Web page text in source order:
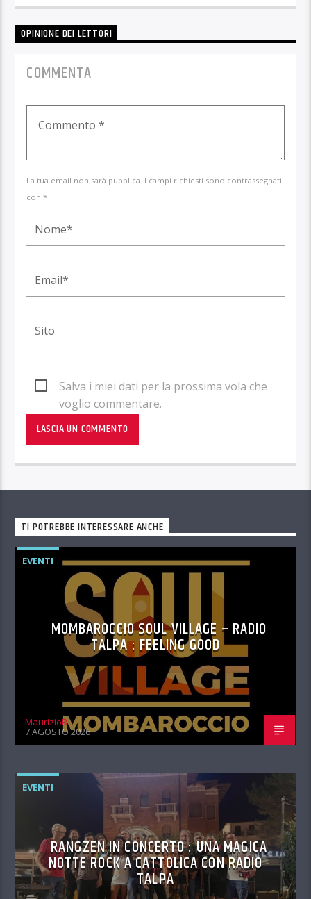
OPINIONE DEI LETTORI
COMMENTA
La tua email non sarà pubblica. I campi richiesti sono contrassegnati
con *
Salva i miei dati per la prossima vola che
voglio commentare.
TI POTREBBE INTERESSARE ANCHE
EVENTI
MOMBAROCCIO SOUL VILLAGE – RADIO
TALPA : FEELING GOOD
MaurizioB
7 AGOSTO 2026
EVENTI
RANGZEN IN CONCERTO : UNA MAGICA
NOTTE ROCK A CATTOLICA CON RADIO
TALPA